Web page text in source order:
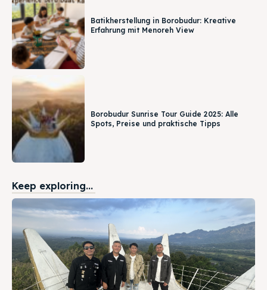
Batikherstellung in Borobudur: Kreative
Erfahrung mit Menoreh View
Borobudur Sunrise Tour Guide 2025: Alle
Spots, Preise und praktische Tipps
Keep exploring...